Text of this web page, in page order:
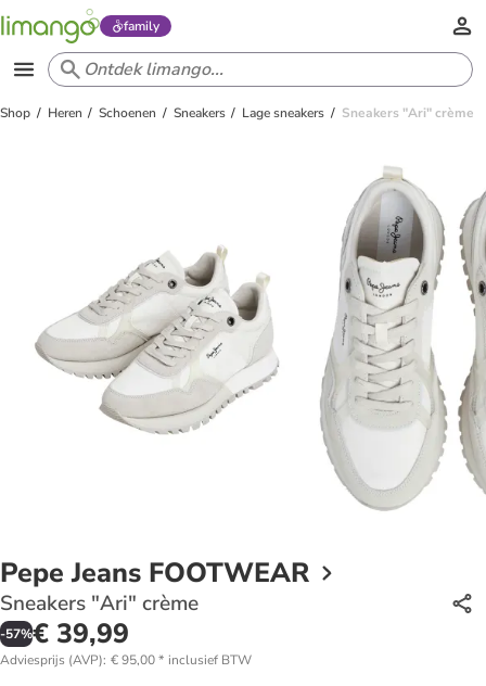
family
Shop Heren Schoenen Sneakers Lage sneakers Sneakers "Ari" crème
Pepe Jeans FOOTWEAR
Sneakers "Ari" crème
-57%€ 39,99
Adviesprijs (AVP): € 95,00* inclusief BTW